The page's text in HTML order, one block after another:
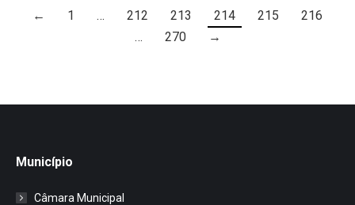
← 1 … 212 213 214 215
216
…
270 →
Município
Câmara Municipal